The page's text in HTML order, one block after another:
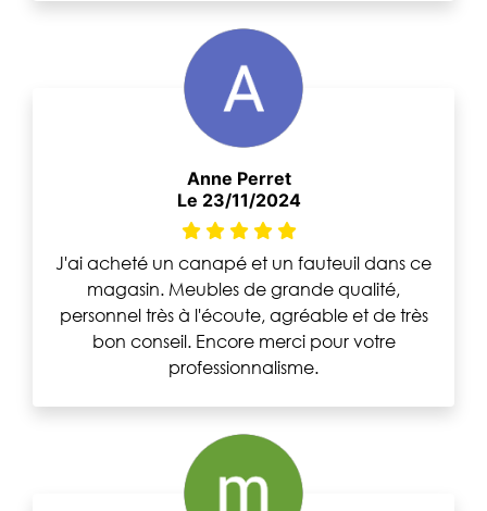
Anne Perret
Le 23/11/2024
J'ai acheté un canapé et un fauteuil dans ce
magasin. Meubles de grande qualité,
personnel très à l'écoute, agréable et de très
bon conseil. Encore merci pour votre
professionnalisme.